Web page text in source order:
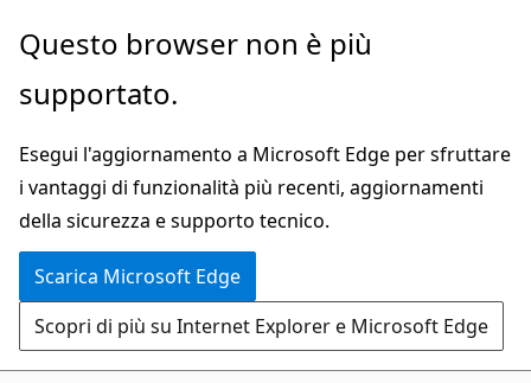
Ignora
passa
contenuto
principale
Questo browser non è più
supportato.
Esegui l'aggiornamento a Microsoft Edge per sfruttare
i vantaggi di funzionalità più recenti, aggiornamenti
della sicurezza e supporto tecnico.
Scarica Microsoft Edge
Scopri di più su Internet Explorer e Microsoft Edge